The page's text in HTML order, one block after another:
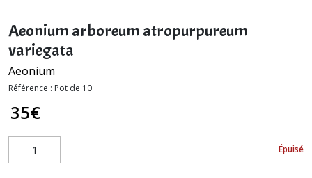
Aeonium arboreum atropurpureum
variegata
Aeonium
Référence : Pot de 10
35€
Épuisé